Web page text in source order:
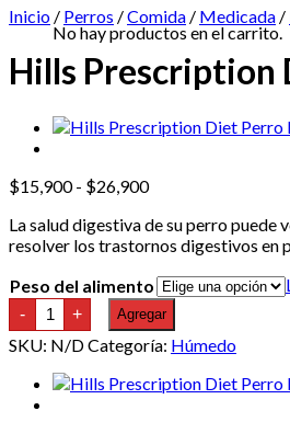
No hay productos en el carrito.
Inicio / Perros /Comida / Medicada /
Hills Prescription
$15,900 - $26,900Rango
precios:
desde
hasta
$26,900
La salud digestiva de su perro
resolver los trastornos digestivos en
Peso del alimento
- Hills
Prescription
Diet
Perro
Digestive
Care
i/d
+ Agregar
SKU: N/DCategoría: Húmedo